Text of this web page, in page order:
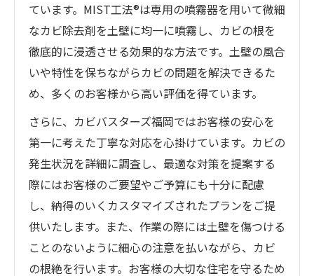
ています。MIST工法®は専用の噴霧器を用いて微細
なカビ除去剤を土壁に均一に噴霧し、カビの根を
徹底的に浸透させる効果的な方法です。土壁の風合
いや特性を保ちながらカビの問題を解決できるた
め、多くのお客様から高い評価を得ています。
さらに、カビバスターズ福岡ではお客様の安心を
第一に考えた丁寧な対応を心掛けています。カビの
発生状況を詳細に調査し、最適な対策を提案する
際にはお客様のご要望やご予算にも十分に配慮
し、納得のいくカスタマイズされたプランをご提
供いたします。また、作業の際には土壁を傷つける
ことのないように細心の注意を払いながら、カビ
の根絶を行います。お客様の大切な住宅を守るため